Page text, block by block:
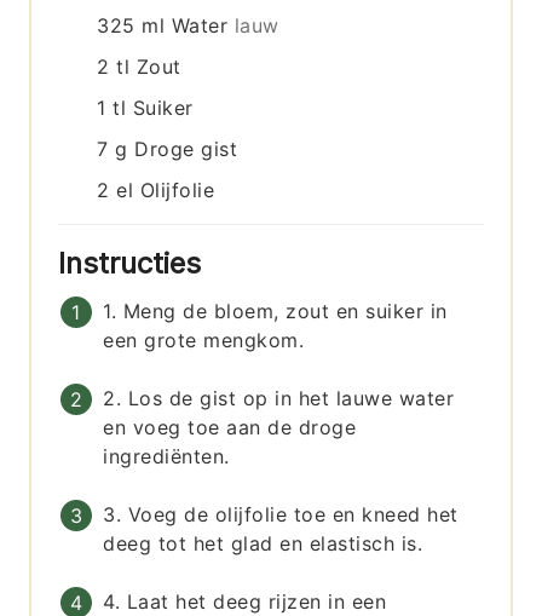
325 ml Water lauw
2 tl Zout
1 tl Suiker
7 g Droge gist
2 el Olijfolie
Instructies
1. Meng de bloem, zout en suiker in
een grote mengkom.
2. Los de gist op in het lauwe water
en voeg toe aan de droge
ingrediënten.
3. Voeg de olijfolie toe en kneed het
deeg tot het glad en elastisch is.
4. Laat het deeg rijzen in een